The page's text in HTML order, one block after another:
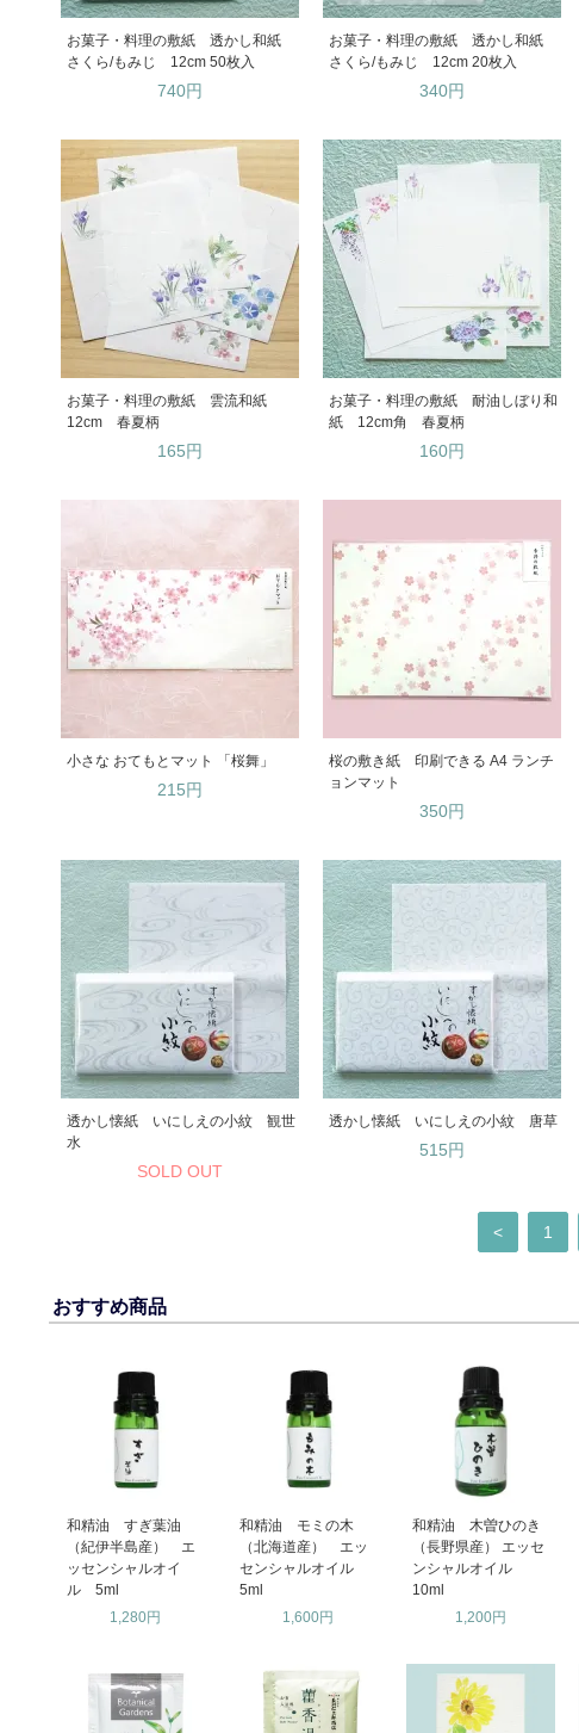
お菓子・料理の敷紙 透かし和紙
さくら/もみじ 12cm 50枚入
740円
お菓子・料理の敷紙 透かし和紙
さくら/もみじ 12cm 20枚入
340円
お菓子・料理の敷紙 雲流和紙
12cm 春夏柄
165円
お菓子・料理の敷紙 耐油しぼり和
紙 12cm角 春夏柄
160円
小さな おてもとマット 「桜舞」
215円
桜の敷き紙 印刷できる A4 ランチ
ョンマット
350円
透かし懐紙 いにしえの小紋 観世
水
SOLD OUT
透かし懐紙 いにしえの小紋 唐草
515円
< 1
おすすめ商品
和精油 すぎ葉油
（紀伊半島産） エ
ッセンシャルオイ
ル 5ml
1,280円
和精油 モミの木
（北海道産） エッ
センシャルオイル
5ml
1,600円
和精油 木曽ひのき
（長野県産） エッセ
ンシャルオイル
10ml
1,200円